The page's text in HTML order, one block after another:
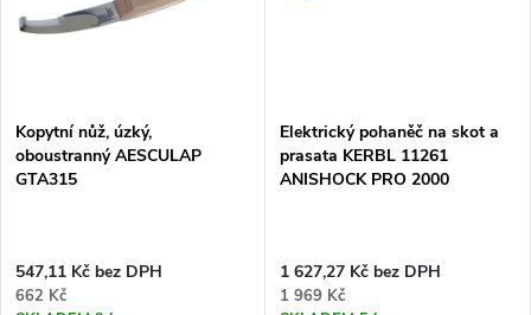
Kopytní nůž, úzký,
oboustranný AESCULAP
GTA315
547,11 Kč bez DPH
662 Kč
Elektrický pohaněč na skot a
prasata KERBL 11261
ANISHOCK PRO 2000
1 627,27 Kč bez DPH
1 969 Kč